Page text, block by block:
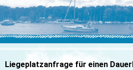
Liegeplatzanfrage für einen